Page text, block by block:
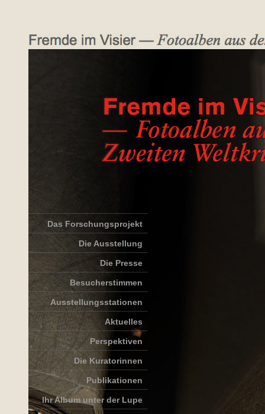
Das Forschungsprojekt
Die Ausstellung
Die Presse
Besucherstimmen
Ausstellungsstationen
Aktuelles
Perspektiven
Die Kuratorinnen
Publikationen
Ihr Album unter der Lupe